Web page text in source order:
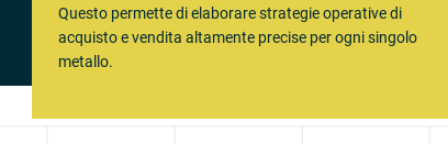
Questo permette di elaborare strategie operative di
acquisto e vendita altamente precise per ogni singolo
metallo.